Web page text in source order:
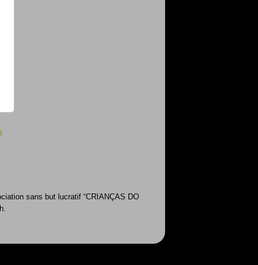
sans but lucratif “CRIANÇAS DO